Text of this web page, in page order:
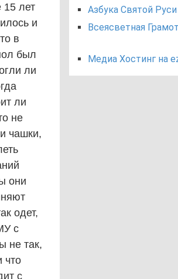
15 лет
и
в
был
ли
ли
не
чашки,
они
одет,
с
не так,
что
с
Азбука Святой Руси
Всеясветная
Медиа Хостинг на